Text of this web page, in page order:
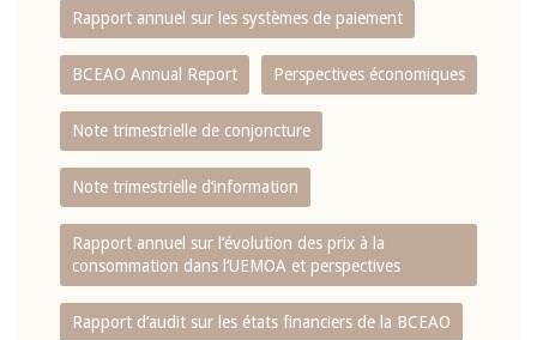
Rapport annuel sur les systèmes de paiement
BCEAO Annual Report Perspectives économiques
Note trimestrielle de conjoncture
Note trimestrielle d‘information
Rapport annuel sur l‘évolution des prix à la
consommation dans l‘UEMOA et perspectives
Rapport d‘audit sur les états financiers de la BCEAO